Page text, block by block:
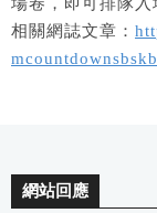
相關網誌文章：
網站回應